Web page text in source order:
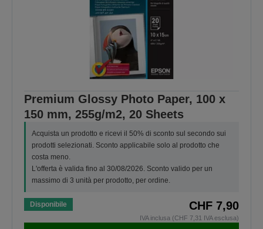
Premium Glossy Photo Paper, 100 x
150 mm, 255g/m2, 20 Sheets
Acquista un prodotto e ricevi il 50% di sconto sul secondo sui
prodotti selezionati. Sconto applicabile solo al prodotto che
costa meno.
L'offerta è valida fino al 30/08/2026. Sconto valido per un
massimo di 3 unità per prodotto, per ordine.
Disponibile CHF 7,90
IVA inclusa (CHF 7,31 IVA esclusa)